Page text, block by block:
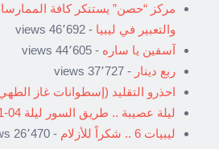
مركز “حصن” يستنكر كافة
والتعبير في ليبيا - 46٬692 views
آسفين يا ساره - 44٬605 views
ربع دينار - 37٬727 views
احذرو التقليد (إسطوانات غاز
ليلة عصيبة .. طريق السور ليلة 04-11-2012
ليبيات 6 .. شكراً للأزلام
- 26٬470 views